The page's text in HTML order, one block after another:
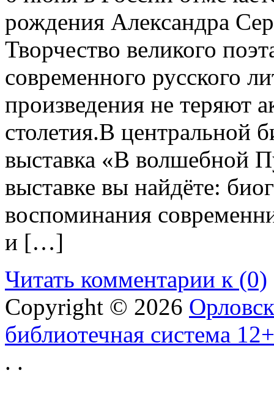
рождения Александра
Творчество великого
современного русского
произведения не теряют
столетия.В центральной
выставка «В волшебной
выставке вы найдёте:
воспоминания
и […]
Читать комментарии к (0)
Copyright © 2026
библиотечная система 12+
. .